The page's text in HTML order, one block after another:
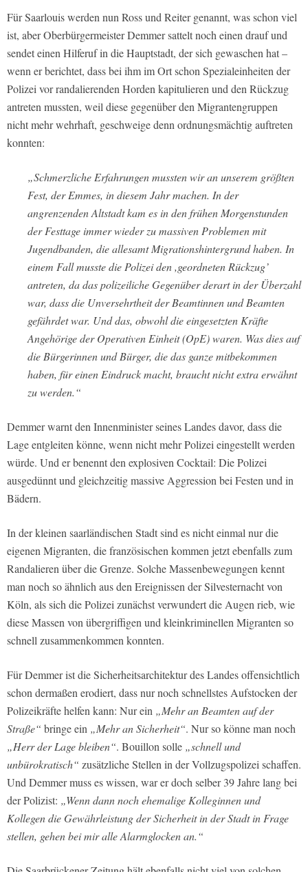
Für Saarlouis werden nun Ross und Reiter genannt, was schon viel
ist, aber Oberbürgermeister Demmer sattelt noch einen drauf und
sendet einen Hilferuf in die Hauptstadt, der sich gewaschen hat –
wenn er berichtet, dass bei ihm im Ort schon Spezialeinheiten der
Polizei vor randalierenden Horden kapitulieren und den Rückzug
antreten mussten, weil diese gegenüber den Migrantengruppen
nicht mehr wehrhaft, geschweige denn ordnungsmächtig auftreten
konnten:
„Schmerzliche Erfahrungen mussten wir an unserem größten
Fest, der Emmes, in diesem Jahr machen. In der
angrenzenden Altstadt kam es in den frühen Morgenstunden
der Festtage immer wieder zu massiven Problemen mit
Jugendbanden, die allesamt Migrationshintergrund haben. In
einem Fall musste die Polizei den ,geordneten Rückzug’
antreten, da das polizeiliche Gegenüber derart in der Überzahl
war, dass die Unversehrtheit der Beamtinnen und Beamten
gefährdet war. Und das, obwohl die eingesetzten Kräfte
Angehörige der Operativen Einheit (OpE) waren. Was dies auf
die Bürgerinnen und Bürger, die das ganze mitbekommen
haben, für einen Eindruck macht, braucht nicht extra erwähnt
zu werden.“
Demmer warnt den Innenminister seines Landes davor, dass die
Lage entgleiten könne, wenn nicht mehr Polizei eingestellt werden
würde. Und er benennt den explosiven Cocktail: Die Polizei
ausgedünnt und gleichzeitig massive Aggression bei Festen und in
Bädern.
In der kleinen saarländischen Stadt sind es nicht einmal nur die
eigenen Migranten, die französischen kommen jetzt ebenfalls zum
Randalieren über die Grenze. Solche Massenbewegungen kennt
man noch so ähnlich aus den Ereignissen der Silvesternacht von
Köln, als sich die Polizei zunächst verwundert die Augen rieb, wie
diese Massen von übergriffigen und kleinkriminellen Migranten so
schnell zusammenkommen konnten.
Für Demmer ist die Sicherheitsarchitektur des Landes offensichtlich
schon dermaßen erodiert, dass nur noch schnellstes Aufstocken der
Polizeikräfte helfen kann: Nur ein „Mehr an Beamten auf der
Straße“ bringe ein „Mehr an Sicherheit“. Nur so könne man noch
„Herr der Lage bleiben“. Bouillon solle „schnell und
unbürokratisch“ zusätzliche Stellen in der Vollzugspolizei schaffen.
Und Demmer muss es wissen, war er doch selber 39 Jahre lang bei
der Polizist: „Wenn dann noch ehemalige Kolleginnen und
Kollegen die Gewährleistung der Sicherheit in der Stadt in Frage
stellen, gehen bei mir alle Alarmglocken an.“